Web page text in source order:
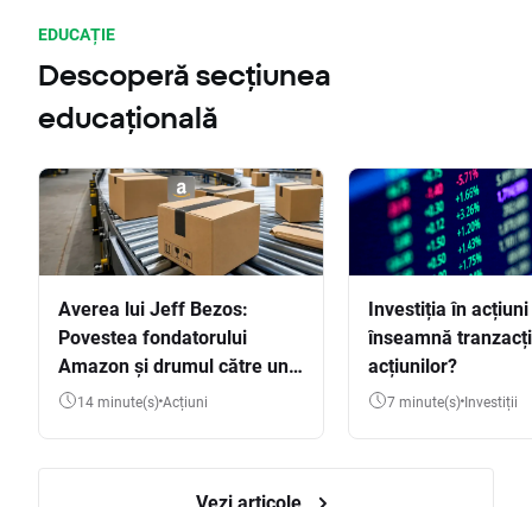
EDUCAȚIE
Descoperă secțiunea
educațională
Averea lui Jeff Bezos:
Povestea fondatorului
Amazon și drumul către una
dintre cele mai mari averi
14 minute(s) Acțiuni
Investiția în
înseamnă
acțiunilor?
7 minute(s) Investiții